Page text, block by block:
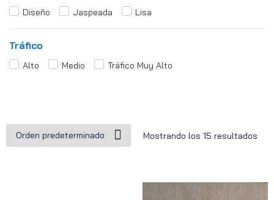
Diseño Jaspeada Lisa
Tráfico
Alto Medio Tráfico Muy Alto
Mostrando los 15 resultados